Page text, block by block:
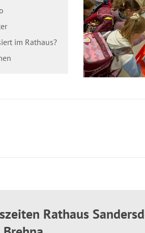
im Rathaus?
Rathaus